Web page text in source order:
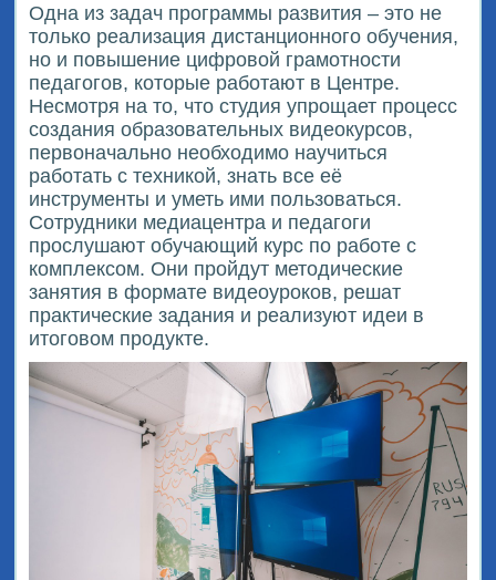
Одна из задач программы развития – это не
только реализация дистанционного обучения,
но и повышение цифровой грамотности
педагогов, которые работают в Центре.
Несмотря на то, что студия упрощает процесс
создания образовательных видеокурсов,
первоначально необходимо научиться
работать с техникой, знать все её
инструменты и уметь ими пользоваться.
Сотрудники медиацентра и педагоги
прослушают обучающий курс по работе с
комплексом. Они пройдут методические
занятия в формате видеоуроков, решат
практические задания и реализуют идеи в
итоговом продукте.